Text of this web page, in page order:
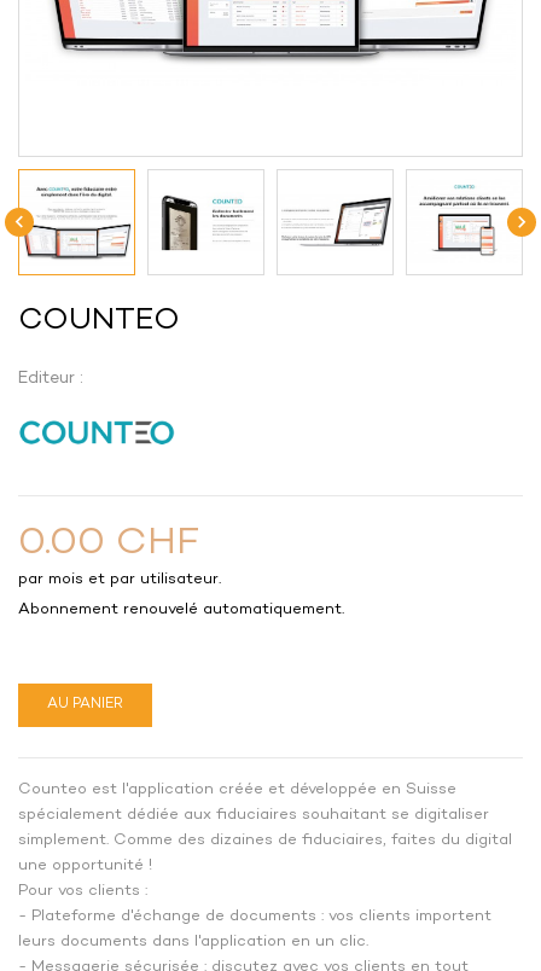
 
COUNTEO
Editeur :
0.00 CHF
par mois et par utilisateur.
Abonnement renouvelé automatiquement.
AU PANIER
Counteo est l'application créée et développée en Suisse
spécialement dédiée aux fiduciaires souhaitant se digitaliser
simplement. Comme des dizaines de fiduciaires, faites du digital
une opportunité !
Pour vos clients :
- Plateforme d'échange de documents : vos clients importent
leurs documents dans l'application en un clic.
- Messagerie sécurisée : discutez avec vos clients en tout